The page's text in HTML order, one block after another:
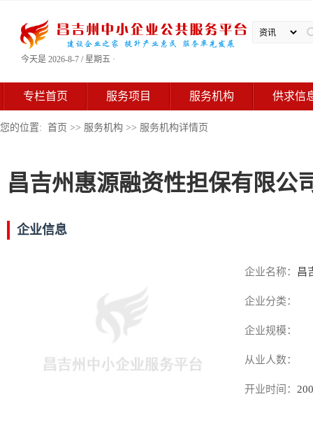
今天是 2026-8-7 / 星期五 ·
专栏首页 服务项目 服务机构 供求信
您的位置: 首页 >> 服务机构 >> 服务机构详情页
昌吉州惠源融资性担保有限公
企业信息
企业名称： 昌
企业分类：
企业规模：
从业人数：
开业时间：